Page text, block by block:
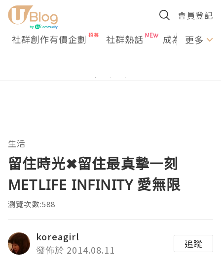
會員登記
社群創作有價企劃 社群熱話 成為U更多
生活
留住時光✖留住最真摰一刻
METLIFE INFINITY 愛無限
瀏覽次數:588
koreagirl
發佈於 2014.08.11
追蹤